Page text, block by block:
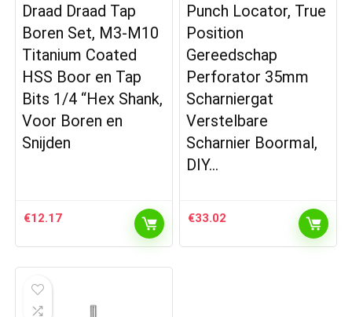
Draad Draad Tap
Boren Set, M3-M10
Titanium Coated
HSS Boor en Tap
Bits 1/4 “Hex Shank,
Voor Boren en
Snijden
€12.17
Punch Locator, True
Position
Gereedschap
Perforator 35mm
Scharniergat
Verstelbare
Scharnier Boormal,
DIY…
€33.02